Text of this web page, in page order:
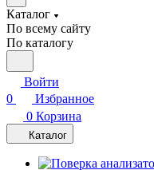
Каталог
По всему сайту
По каталогу
Войти
0
Избранное
0 Корзина
Каталог